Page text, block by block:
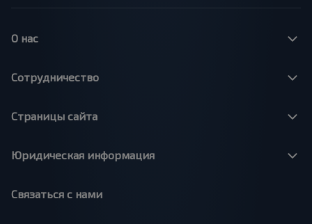
О нас
Сотрудничество
Страницы сайта
Юридическая информация
Связаться с нами